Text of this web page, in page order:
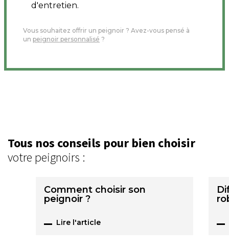
d'entretien.
Vous souhaitez offrir un peignoir ? Avez-vous pensé à
un peignoir personnalisé ?
Tous nos conseils pour bien choisir
votre peignoirs :
Comment choisir son
peignoir ?
Lire l'article